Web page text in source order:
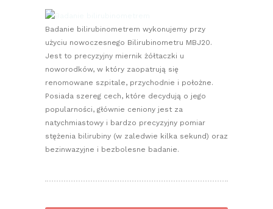
Badanie bilirubinometrem wykonujemy przy
użyciu nowoczesnego Bilirubinometru MBJ20.
Jest to precyzyjny miernik żółtaczki u
noworodków, w który zaopatrują się
renomowane szpitale, przychodnie i położne.
Posiada szereg cech, które decydują o jego
popularności, głównie ceniony jest za
natychmiastowy i bardzo precyzyjny pomiar
stężenia bilirubiny (w zaledwie kilka sekund) oraz
bezinwazyjne i bezbolesne badanie.